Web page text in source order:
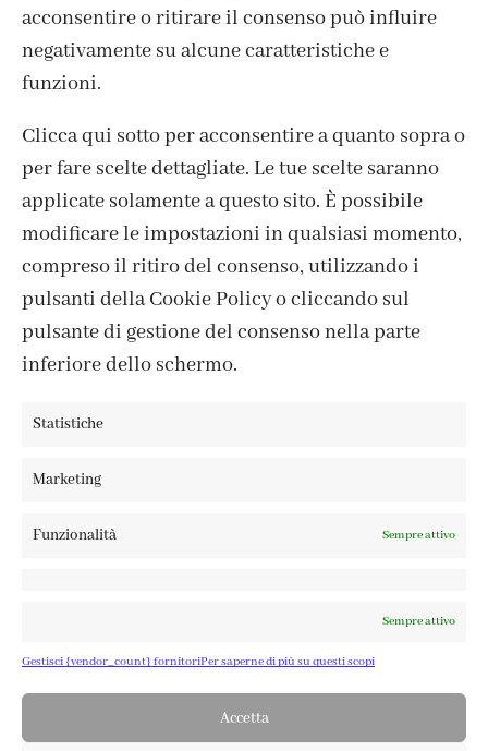
acconsentire o ritirare il consenso può influire
negativamente su alcune caratteristiche e
funzioni.
Clicca qui sotto per acconsentire a quanto sopra o
per fare scelte dettagliate. Le tue scelte saranno
applicate solamente a questo sito. È possibile
modificare le impostazioni in qualsiasi momento,
compreso il ritiro del consenso, utilizzando i
pulsanti della Cookie Policy o cliccando sul
pulsante di gestione del consenso nella parte
inferiore dello schermo.
Statistiche
Marketing
Funzionalità Sempre attivo
Sempre attivo
Gestisci {vendor_count} fornitoriPer saperne di più su questi scopi
Accetta
CONTATTI
IL MIO ACCOUNT
PRIVACY POLICY
TERMINI E CONDIZIONI
FABBRICA DEL COLORE, VIA TAGLIAMENTO 13, 23900 LECCO
– ©ABRALUX SRL P.IVA 01504540137 | DESIGN BY